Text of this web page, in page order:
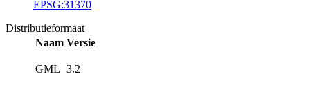
EPSG:31370
Distributieformaat
Naam Versie
GML 3.2